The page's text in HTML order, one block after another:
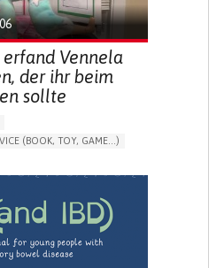
Vennela
der ihr beim
sollte
(BOOK, TOY, GAME...)
UNITED STATES